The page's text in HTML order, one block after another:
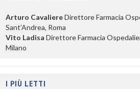
Arturo CavaliereDirettore Farmacia
Sant’Andrea, Roma
Vito Ladisa Direttore Farmacia
Milano
I PIÙ LETTI